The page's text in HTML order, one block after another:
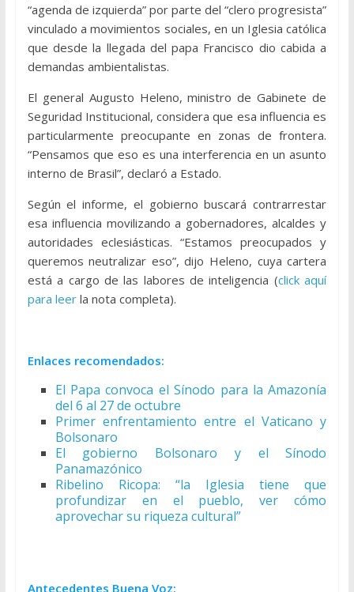
“agenda de izquierda” por parte del “clero progresista”
vinculado a movimientos sociales, en un Iglesia católica
que desde la llegada del papa Francisco dio cabida a
demandas ambientalistas.
El general Augusto Heleno, ministro de Gabinete de
Seguridad Institucional, considera que esa influencia es
particularmente preocupante en zonas de frontera.
“Pensamos que eso es una interferencia en un asunto
interno de Brasil”, declaró a Estado.
Según el informe, el gobierno buscará contrarrestar
esa influencia movilizando a gobernadores, alcaldes y
autoridades eclesiásticas. “Estamos preocupados y
queremos neutralizar eso”, dijo Heleno, cuya cartera
está a cargo de las labores de inteligencia (click aquí
para leerla nota completa).
Enlaces recomendados:
El Papa convoca el Sínodo para la Amazonía
del 6 al 27 de octubre
Primer enfrentamiento entre el Vaticano y
Bolsonaro
El gobierno Bolsonaro y el Sínodo
Panamazónico
Ribelino Ricopa: “la Iglesia tiene que
profundizar en el pueblo, ver cómo
aprovechar su riqueza cultural”
Antecedentes Buena Voz: